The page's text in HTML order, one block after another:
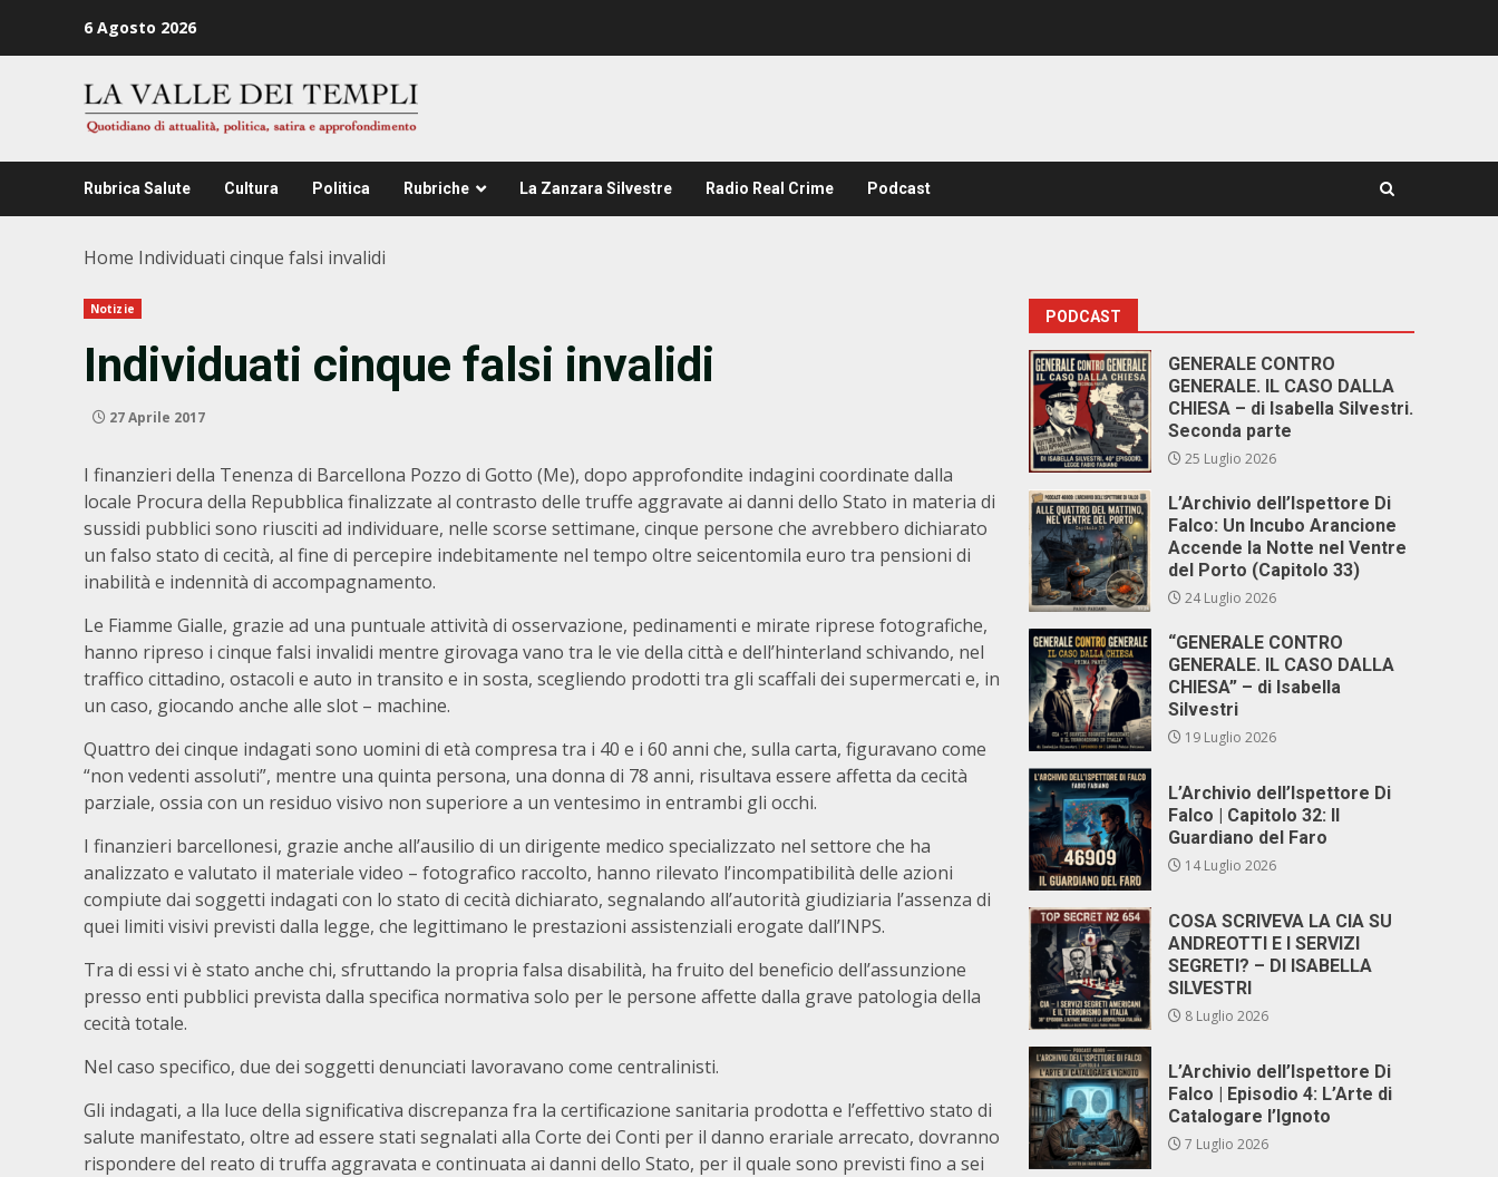
6 Agosto 2026
Rubrica Salute Cultura Politica Rubriche La Zanzara Silvestre Radio Real Crime Podcast
Home Individuati cinque falsi invalidi
Notizie
Individuati cinque falsi invalidi
27 Aprile 2017
I finanzieri della Tenenza di Barcellona Pozzo di Gotto (Me), dopo approfondite indagini coordinate dalla
locale Procura della Repubblica finalizzate al contrasto delle truffe aggravate ai danni dello Stato in materia di
sussidi pubblici sono riusciti ad individuare, nelle scorse settimane, cinque persone che avrebbero dichiarato
un falso stato di cecità, al fine di percepire indebitamente nel tempo oltre seicentomila euro tra pensioni di
inabilità e indennità di accompagnamento.
Le Fiamme Gialle, grazie ad una puntuale attività di osservazione, pedinamenti e mirate riprese fotografiche,
hanno ripreso i cinque falsi invalidi mentre girovaga vano tra le vie della città e dell’hinterland schivando, nel
traffico cittadino, ostacoli e auto in transito e in sosta, scegliendo prodotti tra gli scaffali dei supermercati e, in
un caso, giocando anche alle slot – machine.
Quattro dei cinque indagati sono uomini di età compresa tra i 40 e i 60 anni che, sulla carta, figuravano come
“non vedenti assoluti”, mentre una quinta persona, una donna di 78 anni, risultava essere affetta da cecità
parziale, ossia con un residuo visivo non superiore a un ventesimo in entrambi gli occhi.
I finanzieri barcellonesi, grazie anche all’ausilio di un dirigente medico specializzato nel settore che ha
analizzato e valutato il materiale video – fotografico raccolto, hanno rilevato l’incompatibilità delle azioni
compiute dai soggetti indagati con lo stato di cecità dichiarato, segnalando all’autorità giudiziaria l’assenza di
quei limiti visivi previsti dalla legge, che legittimano le prestazioni assistenziali erogate dall’INPS.
Tra di essi vi è stato anche chi, sfruttando la propria falsa disabilità, ha fruito del beneficio dell’assunzione
presso enti pubblici prevista dalla specifica normativa solo per le persone affette dalla grave patologia della
cecità totale.
Nel caso specifico, due dei soggetti denunciati lavoravano come centralinisti.
Gli indagati, a lla luce della significativa discrepanza fra la certificazione sanitaria prodotta e l’effettivo stato di
salute manifestato, oltre ad essere stati segnalati alla Corte dei Conti per il danno erariale arrecato, dovranno
rispondere del reato di truffa aggravata e continuata ai danni dello Stato, per il quale sono previsti fino a sei
PODCAST
GENERALE CONTRO
GENERALE. IL CASO DALLA
CHIESA – di Isabella Silvestri.
Seconda parte
25 Luglio 2026
L’Archivio dell’Ispettore Di
Falco: Un Incubo Arancione
Accende la Notte nel Ventre
del Porto (Capitolo 33)
24 Luglio 2026
“GENERALE CONTRO
GENERALE. IL CASO DALLA
CHIESA” – di Isabella
Silvestri
19 Luglio 2026
L’Archivio dell’Ispettore Di
Falco | Capitolo 32: Il
Guardiano del Faro
14 Luglio 2026
COSA SCRIVEVA LA CIA SU
ANDREOTTI E I SERVIZI
SEGRETI? – DI ISABELLA
SILVESTRI
8 Luglio 2026
L’Archivio dell’Ispettore Di
Falco | Episodio 4: L’Arte di
Catalogare l’Ignoto
7 Luglio 2026